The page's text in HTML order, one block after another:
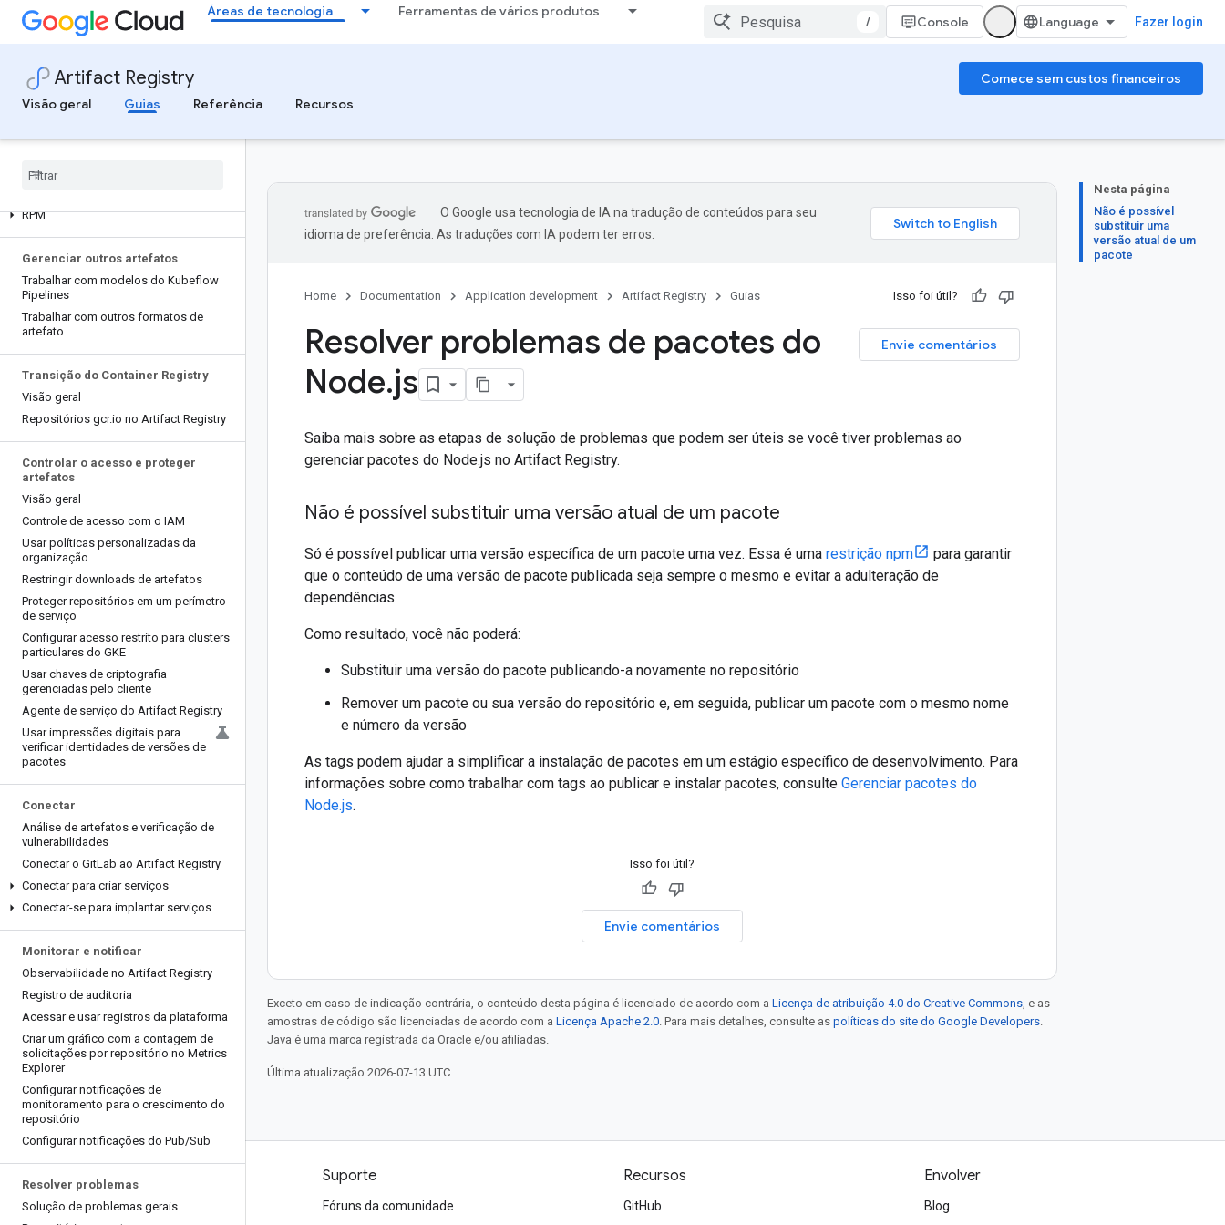
Áreas de tecnologia Ferramentas de vários produtos
/ Console Fazer login
Artifact Registry
Comece sem custos financeiros
Visão geral
Guias Referência Recursos
Go
Python
Ruby
Visão geral
RPM
Gerenciar outros artefatos
Trabalhar com modelos do Kubeflow
Pipelines
Trabalhar com outros formatos de
artefato
Transição do Container Registry
Visão geral
Repositórios gcr.io no Artifact Registry
Controlar o acesso e proteger
artefatos
Visão geral
Controle de acesso com o IAM
Usar políticas personalizadas da
organização
Restringir downloads de artefatos
Proteger repositórios em um perímetro
de serviço
Configurar acesso restrito para clusters
particulares do GKE
Usar chaves de criptografia
gerenciadas pelo cliente
Agente de serviço do Artifact Registry
Usar impressões digitais para
verificar identidades de versões de
pacotes
Conectar
Análise de artefatos e verificação de
vulnerabilidades
Conectar o GitLab ao Artifact Registry
Conectar para criar serviços
Conectar-se para implantar serviços
Monitorar e notificar
Observabilidade no Artifact Registry
Registro de auditoria
Acessar e usar registros da plataforma
Criar um gráfico com a contagem de
solicitações por repositório no Metrics
Explorer
Configurar notificações de
monitoramento para o crescimento do
repositório
Configurar notificações do Pub/Sub
Resolver problemas
Solução de problemas gerais
Nesta página
Não é possível
substituir uma
versão atual de um
pacote
O Google usa tecnologia de IA na tradução de conteúdos para seu
idioma de preferência. As traduções com IA podem ter erros.
Home Documentation Application development Artifact Registry Guias Isso foi útil?
Envie comentários
Resolver problemas de pacotes do
Node.js
Saiba mais sobre as etapas de solução de problemas que podem ser úteis se você tiver problemas ao
gerenciar pacotes do Node.js no Artifact Registry.
Não é possível substituir uma versão atual de um pacote
Só é possível publicar uma versão específica de um pacote uma vez. Essa é uma restrição npm
para garantir
que o conteúdo de uma versão de pacote publicada seja sempre o mesmo e evitar a adulteração de
dependências.
Como resultado, você não poderá:
Substituir uma versão do pacote publicando-a novamente no repositório
Remover um pacote ou sua versão do repositório e, em seguida, publicar um pacote com o mesmo nome
e número da versão
As tags podem ajudar a simplificar a instalação de pacotes em um estágio específico de desenvolvimento. Para
informações sobre como trabalhar com tags ao publicar e instalar pacotes, consulte Gerenciar pacotes do
Node.js.
Isso foi útil?
Envie comentários
Exceto em caso de indicação contrária, o conteúdo desta página é licenciado de acordo com a Licença de atribuição 4.0 do Creative Commons, e as
amostras de código são licenciadas de acordo com a Licença Apache 2.0. Para mais detalhes, consulte as políticas do site do Google Developers.
Java é uma marca registrada da Oracle e/ou afiliadas.
Última atualização 2026-07-13 UTC.
Produtos e preços
Veja todos os produtos
Suporte
Fóruns da comunidade
Recursos
GitHub
Envolver
Blog